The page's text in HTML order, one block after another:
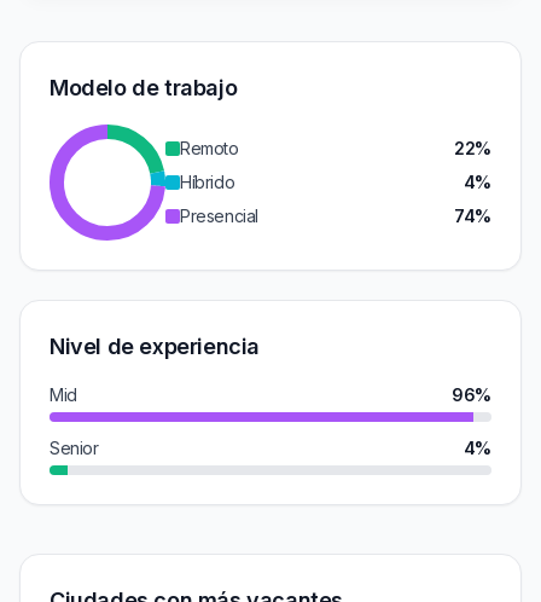
Modelo de trabajo
Remoto
22%
Híbrido
4%
Presencial
74%
Nivel de experiencia
Mid 96%
Senior 4%